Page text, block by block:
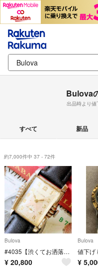
Bulova
出品時より
すべて 新品
約7,000件中 37 - 72件
Bulova
#4035【渋くてお洒落】メンズ 腕時計 ブローバ 動作品 アンティーク 手巻き
¥ 20,800
Bulova
¥